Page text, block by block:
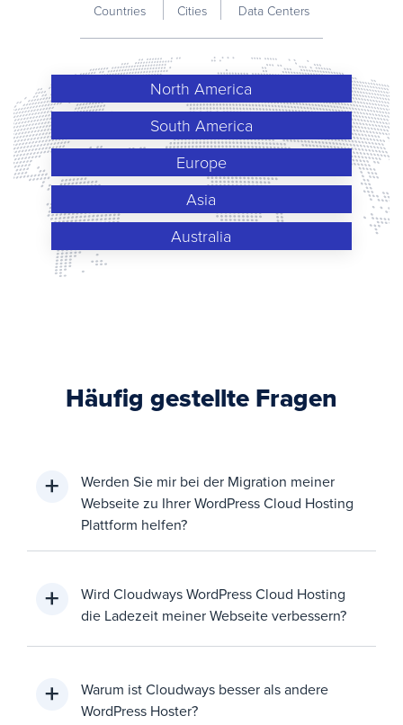
Countries Cities Data Centers
North America
South America
Europe
Asia
Australia
Häufig gestellte Fragen
Werden Sie mir bei der Migration meiner
Webseite zu Ihrer WordPress Cloud Hosting
Plattform helfen?
Wird Cloudways WordPress Cloud Hosting
die Ladezeit meiner Webseite verbessern?
Warum ist Cloudways besser als andere
WordPress Hoster?